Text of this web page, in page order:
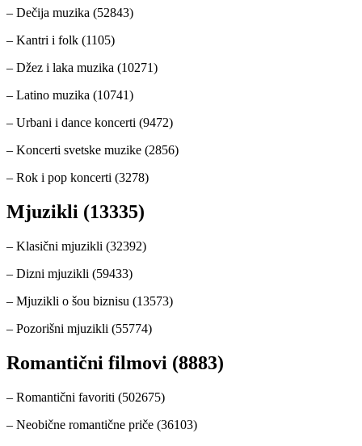
– Dečija muzika (52843)
– Kantri i folk (1105)
– Džez i laka muzika (10271)
– Latino muzika (10741)
– Urbani i dance koncerti (9472)
– Koncerti svetske muzike (2856)
– Rok i pop koncerti (3278)
Mjuzikli (13335)
– Klasični mjuzikli (32392)
– Dizni mjuzikli (59433)
– Mjuzikli o šou biznisu (13573)
– Pozorišni mjuzikli (55774)
Romantični filmovi (8883)
– Romantični favoriti (502675)
– Neobične romantične priče (36103)